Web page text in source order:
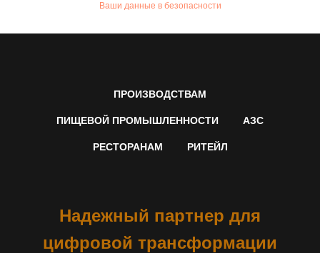
Ваши данные в безопасности
ПРОИЗВОДСТВАМ
ПИЩЕВОЙ ПРОМЫШЛЕННОСТИ АЗС
РЕСТОРАНАМ РИТЕЙЛ
Надежный партнер для
цифровой трансформации